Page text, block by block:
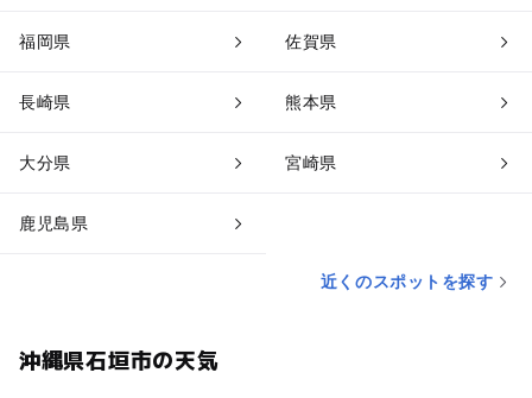
福岡県 佐賀県
長崎県 熊本県
大分県 宮崎県
鹿児島県
近くのスポットを探す
沖縄県石垣市の天気